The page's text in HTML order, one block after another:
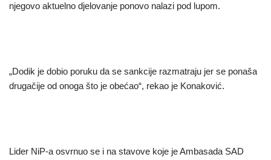
njegovo aktuelno djelovanje ponovo nalazi pod lupom.
„Dodik je dobio poruku da se sankcije razmatraju jer se ponaša
drugačije od onoga što je obećao“, rekao je Konaković.
Lider NiP-a osvrnuo se i na stavove koje je Ambasada SAD